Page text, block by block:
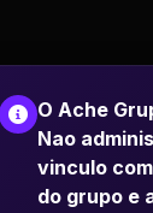
O Ache
Nao
vinculo
do grupo e